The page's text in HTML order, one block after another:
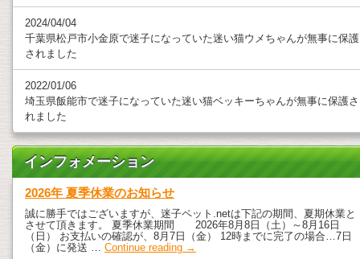
2024/04/04
千葉県松戸市小金原で迷子になっていた迷い猫ウメちゃんが無事に保護
されました
2022/01/06
埼玉県飯能市で迷子になっていた迷い猫ベッキーちゃんが無事に保護さ
れました
インフォメーション
2026年 夏季休業のお知らせ
誠に勝手ではございますが、迷子ペット.netは下記の期間、夏期休業と
させて頂きます。 夏季休業期間 2026年8月8日（土）～8月16日
（日） お支払いの確認が、8月7日（金） 12時までに完了の場合…7日
（金）に発送 … Continue reading →